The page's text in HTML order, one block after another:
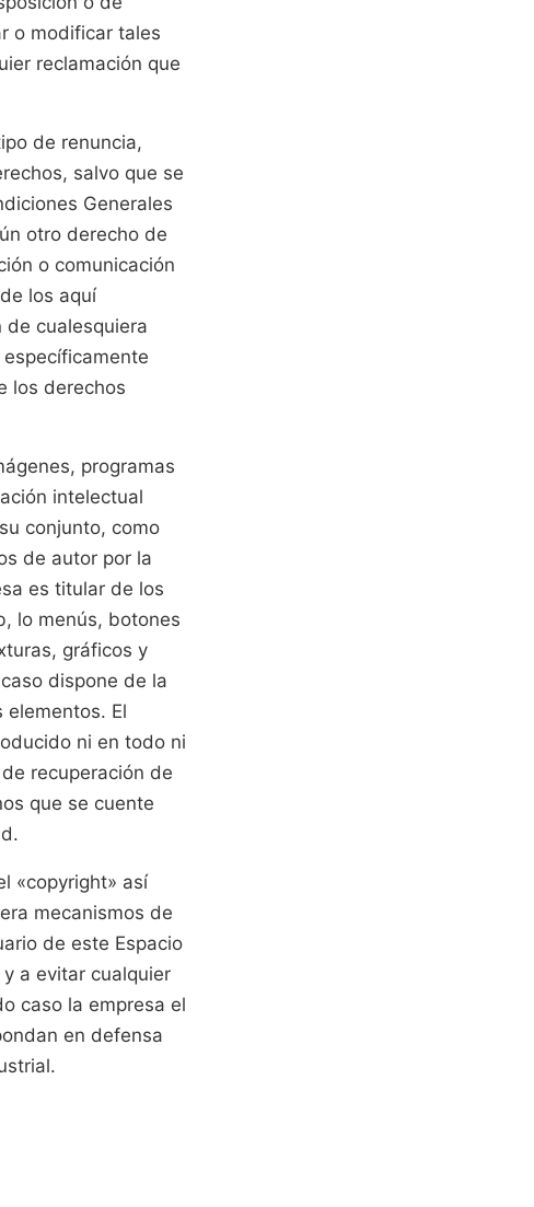
o modificar tales
reclamación que
de renuncia,
salvo que se
Generales
otro derecho de
o comunicación
los aquí
de cualesquiera
los derechos
programas
intelectual
conjunto, como
de autor por la
es titular de los
lo menús, botones
gráficos y
dispone de la
El
ni en todo ni
recuperación de
que se cuente
«copyright» así
mecanismos de
de este Espacio
a evitar cualquier
caso la empresa el
en defensa